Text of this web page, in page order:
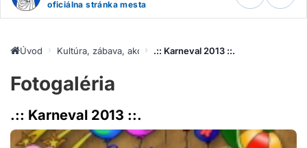
oficiálna stránka mesta
Úvod Kultúra, zábava, akcie .:: Karneval 2013 ::.
Fotogaléria
.:: Karneval 2013 ::.